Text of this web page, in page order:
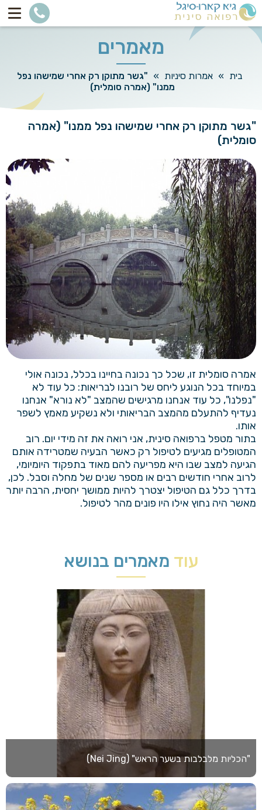
מאמרים
בית » אמרות סיניות » "גשר מתוקן רק אחרי שמישהו נפל
ממנו" (אמרה סומלית)
"גשר מתוקן רק אחרי שמישהו נפל ממנו" (אמרה
סומלית)
אמרה סומלית זו, שכל כך נכונה בחיינו בכלל, נכונה אולי
במיוחד בכל הנוגע ליחס של רובנו לבריאות: כל עוד לא
"נפלנו", כל עוד אנחנו מרגישים שהמצב "לא נורא" אנחנו
נעדיף להתעלם מהמצב הבריאותי ולא נשקיע מאמץ לשפר
אותו.
בתור מטפל ברפואה סינית, אני רואה את זה מידי יום. רוב
המטופלים מגיעים לטיפול רק כאשר הבעיה שמטרידה אותם
הגיעה למצב שבו היא מפריעה להם מאוד בתפקוד היומיומי,
לרוב אחרי חודשים רבים או מספר שנים של מחלה וסבל. לכן,
בדרך כלל גם הטיפול יצטרך להיות ממושך יחסית, הרבה יותר
מאשר היה נחוץ אילו היו פונים מהר לטיפול.
עוד מאמרים בנושא
"הכליות מלבלבות בשער הראש" (Nei Jing)